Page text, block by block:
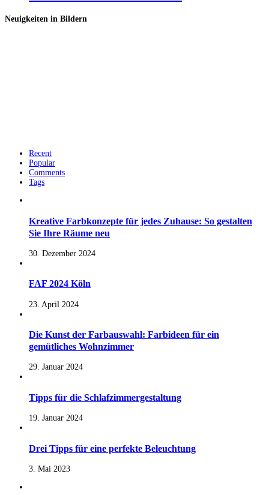
Neuigkeiten in Bildern
Recent
Popular
Comments
Tags
Kreative Farbkonzepte für jedes Zuhause: So gestalten
Sie Ihre Räume neu
30. Dezember 2024
FAF 2024 Köln
23. April 2024
Die Kunst der Farbauswahl: Farbideen für ein
gemütliches Wohnzimmer
29. Januar 2024
Tipps für die Schlafzimmergestaltung
19. Januar 2024
Drei Tipps für eine perfekte Beleuchtung
3. Mai 2023